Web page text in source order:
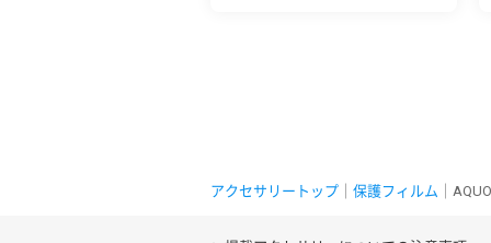
アクセサリートップ 保護フィルム ｜